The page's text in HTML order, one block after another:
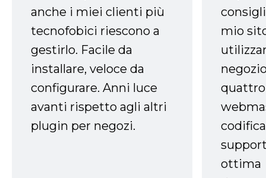
anche i miei clienti più
tecnofobici riescono a
gestirlo. Facile da
installare, veloce da
configurare. Anni luce
avanti rispetto agli altri
plugin per negozi.
mio
ottima